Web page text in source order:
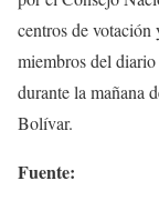
centros de
miembros del
durante la mañana
Bolívar.
Fuente: